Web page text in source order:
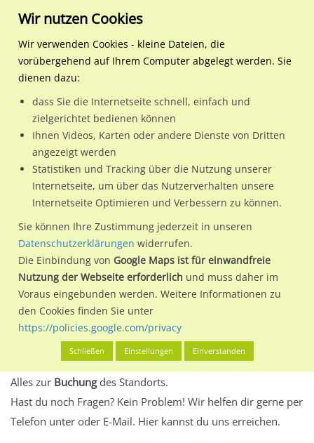
Regionale Plakatwerbung Bayern
Lindenberg i.Allgäu, St
Alemannenstr./Einm.
88161 / Lindenberg i.Allgäu, St / Lindenberg
Nutze günstige Werbemöglichkeiten am Standort
Alemannenstr./Einm. Maximilian-Bentele-Str.im Ortsteil
Lindenberg)in Lindenberg i.Allgäu, St.
Wir erheben für jede unserer Werbeflächen individuelle und
aktuelleStandortinformationenundLeistungswerte. Damit
kannst du dich schon vor der Buchung im Detail über den
Standort, seine Reichweite und Werbewirkung sowie
eventuelle Beschränkungen in den zugelassenen
Werbeinhalten informieren.
Alles klar? Dann findest du direkt im unteren Teil dieser Seite
Alles zur Buchungdes Standorts.
Hast du noch Fragen? Kein Problem! Wir helfen dir gerne per
Telefon unter oder E-Mail. Hier kannst du uns erreichen.
Wir nutzen Cookies
Wir verwenden Cookies - kleine Dateien, die
vorübergehend auf Ihrem Computer abgelegt werden. Sie
dienen dazu:
dass Sie die Internetseite schnell, einfach und
zielgerichtet bedienen können
Ihnen Videos, Karten oder andere Dienste von Dritten
angezeigt werden
Statistiken und Tracking über die Nutzung unserer
Internetseite, um über das Nutzerverhalten unsere
Internetseite Optimieren und Verbessern zu können.
Sie können Ihre Zustimmung jederzeit in unseren
Datenschutzerklärungen widerrufen.
Die Einbindung von Google Maps ist für einwandfreie
Nutzung der Webseite erforderlich und muss daher im
Voraus eingebunden werden. Weitere Informationen zu
den Cookies finden Sie unter
https://policies.google.com/privacy
Schließen Einstellungen Einverstanden